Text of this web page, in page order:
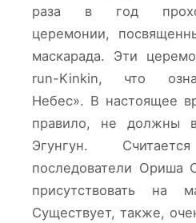
раза в год
церемонии,
маскарада. Эти
run-Kinkin, что
Небес». В настоящее
правило, не должны
Эгунгун.
последователи Ориша
присутствовать на
Существует, также,